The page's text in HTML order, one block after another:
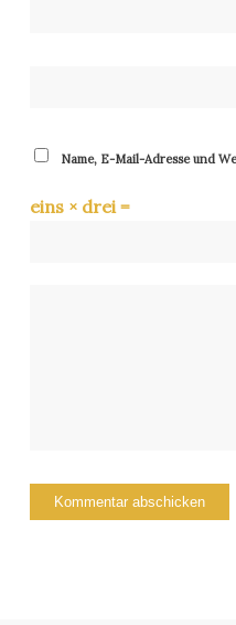
Name, E-Mail-Adresse und
eins × drei =